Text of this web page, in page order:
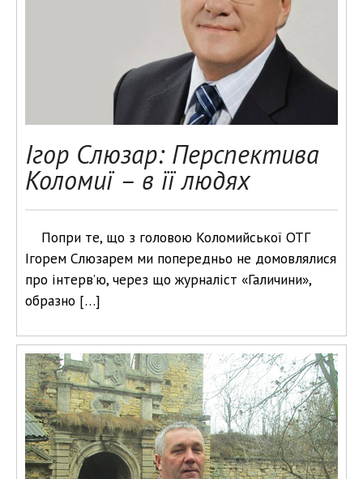
Ігор Слюзар: Перспектива
Коломиї – в її людях
Попри те, що з головою Коломийської ОТГ
Ігорем Слюзарем ми попередньо не домовлялися
про інтерв’ю, через що журналіст «Галичини»,
образно […]